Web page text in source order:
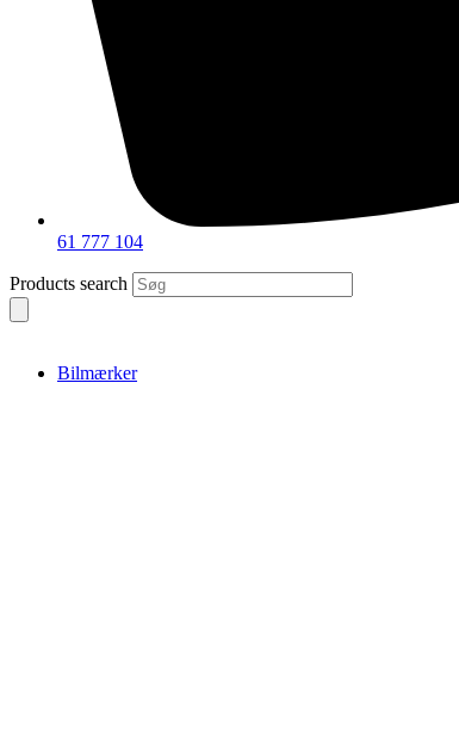
61 777 104
Products search
Bilmærker